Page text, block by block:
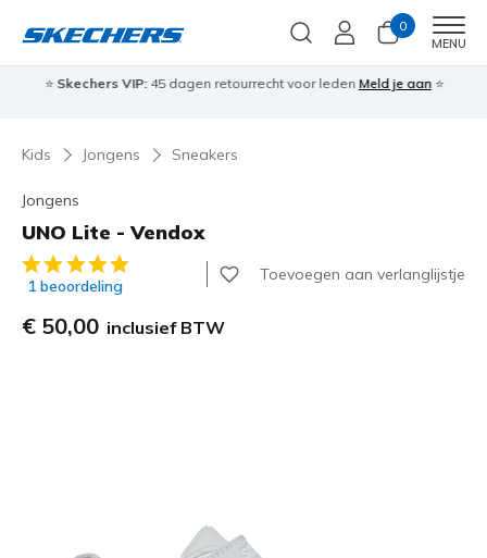
0
MENU
⭐ Skechers VIP:45 dagen retourrecht voor leden Meld je aan⭐
Kids Jongens Sneakers
Jongens
UNO Lite - Vendox
4,9 van de 5 klantbeoordelingen
1 beoordeling
Toevoegen aan verlanglijstje
€ 50,00 inclusief BTW